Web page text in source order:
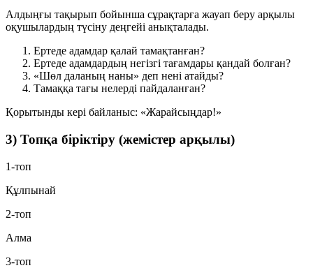
Алдыңғы тақырып бойынша сұрақтарға жауап беру арқылы
оқушылардың түсіну деңгейі анықталады.
Ертеде адамдар қалай тамақтанған?
Ертеде адамдардың негізгі тағамдары қандай болған?
«Шөл даланың наны» деп нені атайды?
Тамаққа тағы нелерді пайдаланған?
Қорытынды кері байланыс: «Жарайсыңдар!»
3) Топқа біріктіру (жемістер арқылы)
1-топ
Құлпынай
2-топ
Алма
3-топ